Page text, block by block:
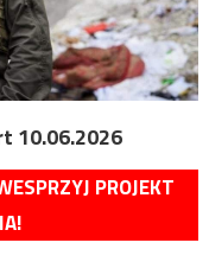
10.06.2026
PROJEKT